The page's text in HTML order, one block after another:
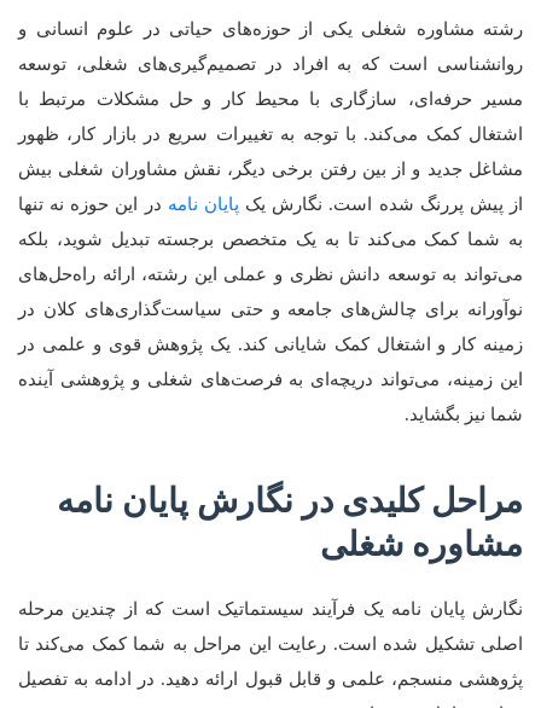
رشته مشاوره شغلی یکی از حوزه‌های حیاتی در علوم انسانی و
روانشناسی است که به افراد در تصمیم‌گیری‌های شغلی، توسعه
مسیر حرفه‌ای، سازگاری با محیط کار و حل مشکلات مرتبط با
اشتغال کمک می‌کند. با توجه به تغییرات سریع در بازار کار، ظهور
مشاغل جدید و از بین رفتن برخی دیگر، نقش مشاوران شغلی بیش
از پیش پررنگ شده است. نگارش یک پایان نامه در این حوزه نه تنها
به شما کمک می‌کند تا به یک متخصص برجسته تبدیل شوید، بلکه
می‌تواند به توسعه دانش نظری و عملی این رشته، ارائه راه‌حل‌های
نوآورانه برای چالش‌های جامعه و حتی سیاست‌گذاری‌های کلان در
زمینه کار و اشتغال کمک شایانی کند. یک پژوهش قوی و علمی در
این زمینه، می‌تواند دریچه‌ای به فرصت‌های شغلی و پژوهشی آینده
شما نیز بگشاید.
مراحل کلیدی در نگارش پایان نامه
مشاوره شغلی
نگارش پایان نامه یک فرآیند سیستماتیک است که از چندین مرحله
اصلی تشکیل شده است. رعایت این مراحل به شما کمک می‌کند تا
پژوهشی منسجم، علمی و قابل قبول ارائه دهید. در ادامه به تفصیل